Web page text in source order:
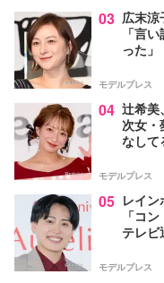
03 広末涼
「言
った」
モデルプレス
04 辻希美
次女・
なして
モデルプレス
05 レイ
「コ
テレビ
モデルプレス